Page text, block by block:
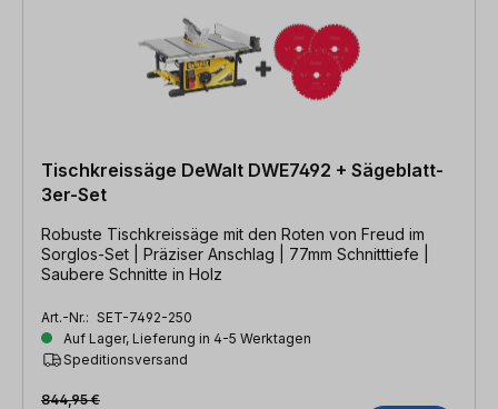
Tischkreissäge DeWalt DWE7492 + Sägeblatt-
3er-Set
Robuste Tischkreissäge mit den Roten von Freud im
Sorglos-Set | Präziser Anschlag | 77mm Schnitttiefe |
Saubere Schnitte in Holz
Art.-Nr.: SET-7492-250
Auf Lager, Lieferung in 4-5 Werktagen
Speditionsversand
844,95 €